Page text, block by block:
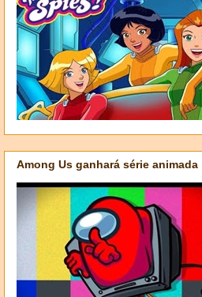
Among Us ganhará série animada